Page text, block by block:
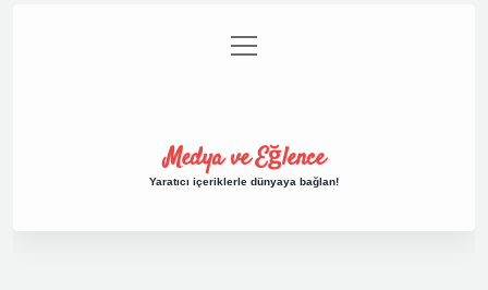
Gizlilik Politikası
menüyü
aç
Medya ve Eğlence
Yaratıcı içeriklerle dünyaya bağlan!